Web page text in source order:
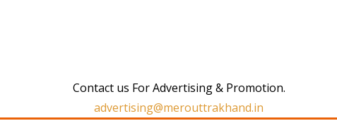
Contact us For Advertising & Promotion.
advertising@merouttrakhand.in